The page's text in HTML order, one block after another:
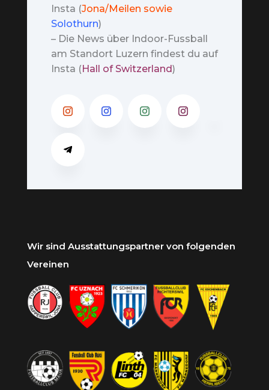
Insta (Jona/Meilen sowie
Solothurn)
– Die News über Indoor-Fussball
am Standort Luzern findest du auf
Insta (Hall of Switzerland)
Wir sind Ausstattungspartner von folgenden
Vereinen